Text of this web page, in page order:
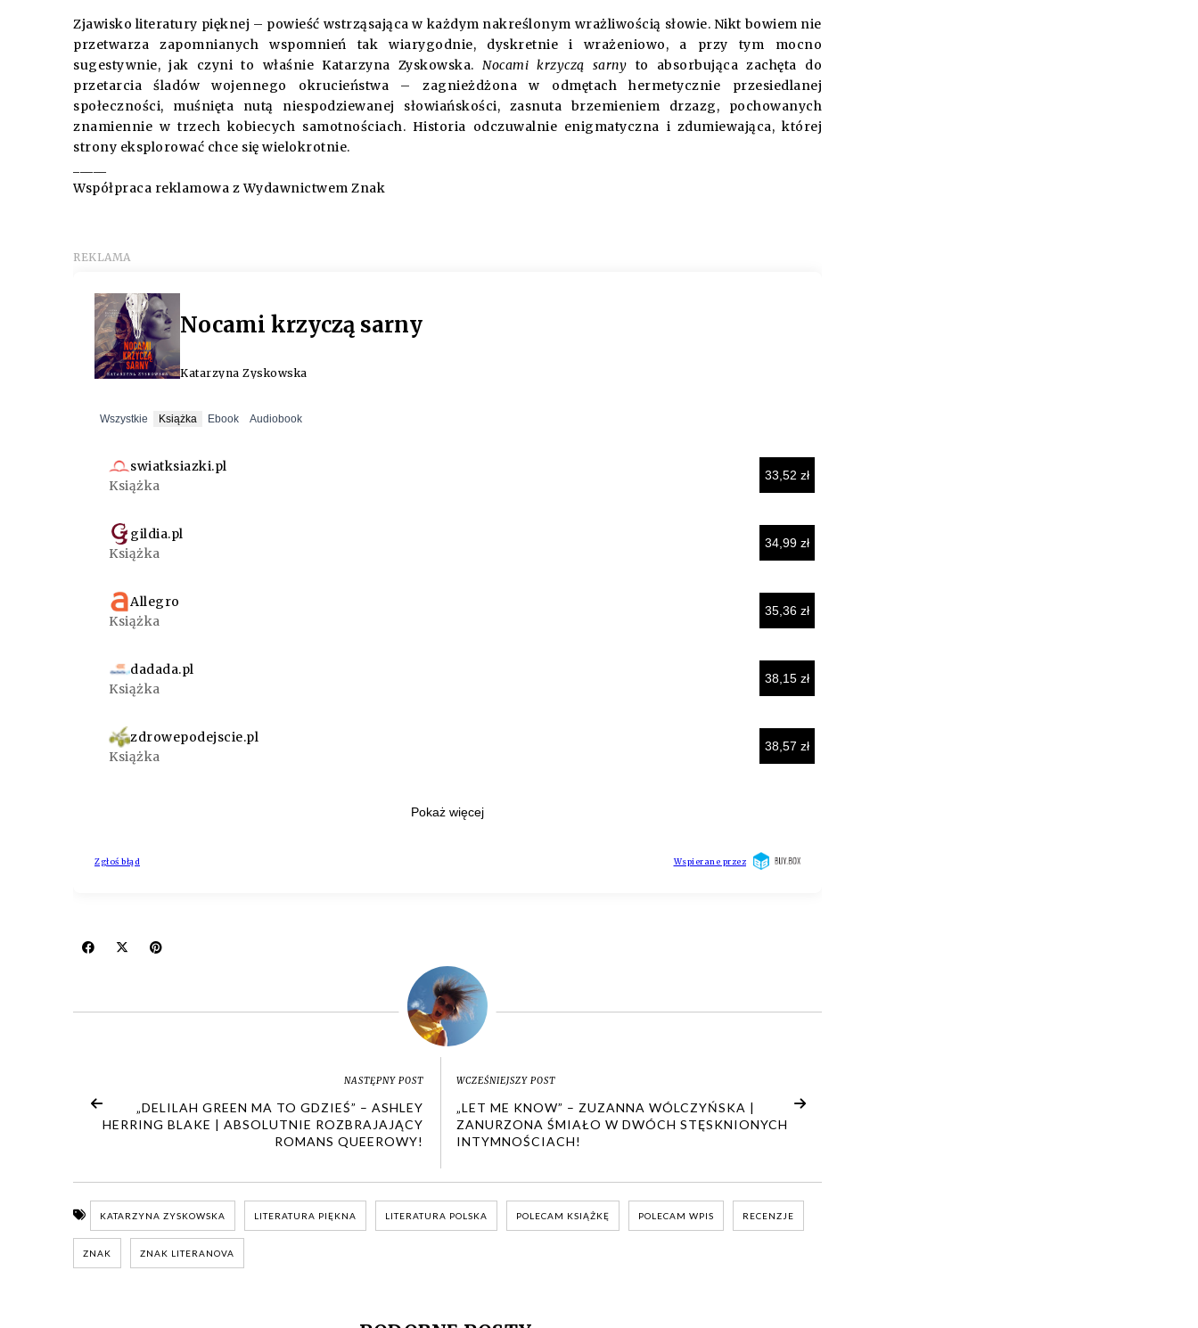
Zjawisko literatury pięknej – powieść wstrząsająca w każdym nakreślonym wrażliwością słowie. Nikt bowiem nie
przetwarza zapomnianych wspomnień tak wiarygodnie, dyskretnie i wrażeniowo, a przy tym mocno
sugestywnie, jak czyni to właśnie Katarzyna Zyskowska.Nocami krzyczą sarny to absorbująca zachęta do
przetarcia śladów wojennego okrucieństwa – zagnieżdżona w odmętach hermetycznie przesiedlanej
społeczności, muśnięta nutą niespodziewanej słowiańskości, zasnuta brzemieniem drzazg, pochowanych
znamiennie w trzech kobiecych samotnościach. Historia odczuwalnie enigmatyczna i zdumiewająca, której
strony eksplorować chce się wielokrotnie.
Współpraca reklamowa z Wydawnictwem Znak
NASTĘPNY POST
„DELILAH GREEN MA TO GDZIEŚ” – ASHLEY
HERRING BLAKE | ABSOLUTNIE ROZBRAJAJĄCY
ROMANS QUEEROWY!
WCZEŚNIEJSZY POST
„LET ME KNOW” – ZUZANNA WÓLCZYŃSKA |
ZANURZONA ŚMIAŁO W DWÓCH STĘSKNIONYCH
INTYMNOŚCIACH!
KATARZYNA ZYSKOWSKA LITERATURA PIĘKNA LITERATURA POLSKA POLECAM KSIĄŻKĘ POLECAM WPIS RECENZJE
ZNAK ZNAK LITERANOVA